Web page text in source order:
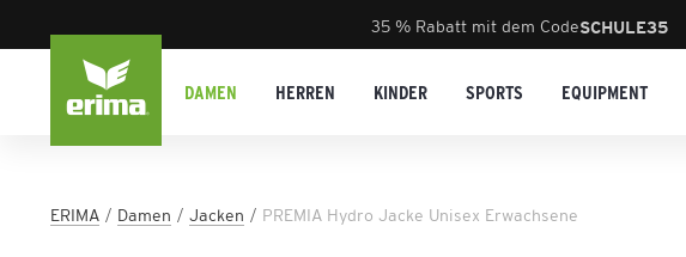
35 % Rabatt mit dem CodeSCHULE35
DAMEN HERREN KINDER SPORTS EQUIPMENT
ERIMA Damen Jacken PREMIA Hydro Jacke Unisex Erwachsene